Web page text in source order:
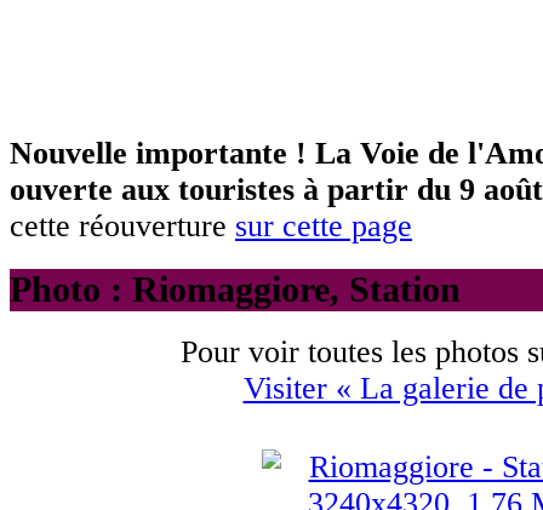
Nouvelle importante ! La Voie de
ouverte aux touristes à partir du 9
cette réouverture sur cette page
Photo : Riomaggiore, Station
Pour voir toutes les photos
Visiter « La galerie de